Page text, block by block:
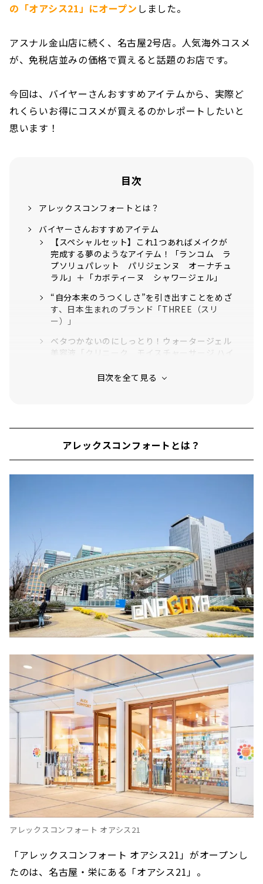
の「オアシス21」にオープン しました。
アスナル金山店に続く、名古屋2号店。人気海外コスメ
が、免税店並みの価格で買えると話題のお店です。
今回は、バイヤーさんおすすめアイテムから、実際ど
れくらいお得にコスメが買えるのかレポートしたいと
思います！
目次
アレックスコンフォートとは？
バイヤーさんおすすめアイテム
【スペシャルセット】これ1つあればメイクが
完成する夢のようなアイテム！「ランコム ラ
プソリュパレット パリジェンヌ オーナチュ
ラル」＋「カボティーヌ シャワージェル」
“自分本来のうつくしさ”を引き出すことをめざ
す、日本生まれのブランド「THREE（スリ
ー）」
ベタつかないのにしっとり！ウォータージェル
美容液「クリニーク モイスチャーサージ ハイ
数滴で肌感が変わる！「ランコム ジェニフィ
「ランコム グランディオーズ ウォータープル
ーフ」
いつものお手入れにプラス10秒のシンプルケア
イマスク「イニスフリー スーパーヴォルカニ
水のようにサラッとしたクレンジングウォータ
ー「ビオデルマ サンシビオH2O」
さまざまなシーンにフィットする香り「キャロ
ライナヘレナ 212」
オードパルファムの香りがそのままハンドクリ
ームに！「ランバン エクラドゥアルページ
ュ ハンドクリーム」
どれくらいお得に買える？ 実際にお買い物してみ
ました！
アレックスコンフォートとは？
アレックスコンフォート オアシス21
「アレックスコンフォート オアシス21」がオープンし
たのは、名古屋・栄にある「オアシス21」。